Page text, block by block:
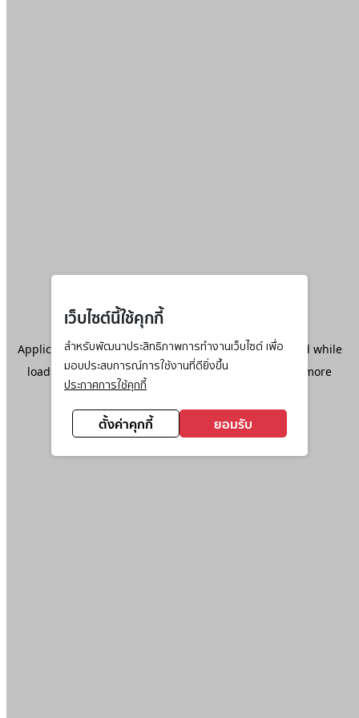
เว็บไซต์นี้ใช้คุกกี้
สำหรับพัฒนาประสิทธิภาพการทำงานเว็บไซต์ เพื่อ
มอบประสบการณ์การใช้งานที่ดียิ่งขึ้น
ประกาศการใช้คุกกี้
ตั้งค่าคุกกี้ ยอมรับ
Application error: aclient-side exception has occurred while
loadingwww.ktc.co.th(see the browser console
for more
information).